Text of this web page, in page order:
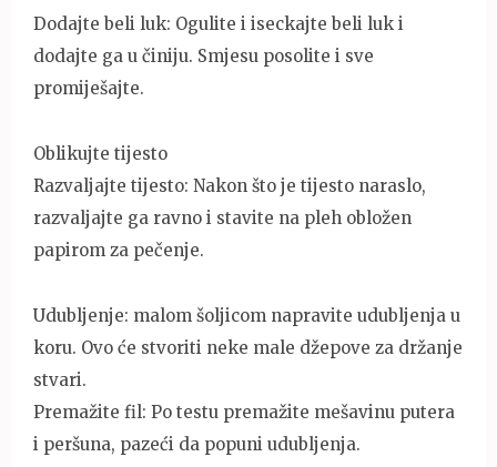
Dodajte beli luk: Ogulite i iseckajte beli luk i
dodajte ga u činiju. Smjesu posolite i sve
promiješajte.
Oblikujte tijesto
Razvaljajte tijesto: Nakon što je tijesto naraslo,
razvaljajte ga ravno i stavite na pleh obložen
papirom za pečenje.
Udubljenje: malom šoljicom napravite udubljenja u
koru. Ovo će stvoriti neke male džepove za držanje
stvari.
Premažite fil: Po testu premažite mešavinu putera
i peršuna, pazeći da popuni udubljenja.